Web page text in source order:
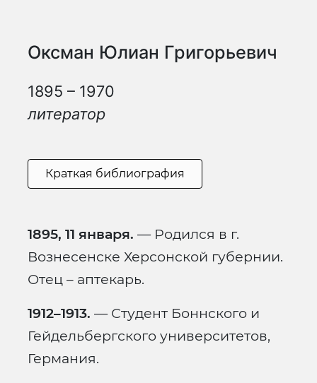
Оксман Юлиан Григорьевич
1895 – 1970
литератор
Краткая библиография
1895, 11 января. — Родился в г.
Вознесенске Херсонской губернии.
Отец – аптекарь.
1912–1913. — Студент Боннского и
Гейдельбергского университетов,
Германия.